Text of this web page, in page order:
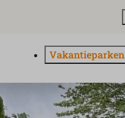
Vakantieparken